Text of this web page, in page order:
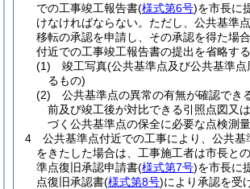
での工事竣工報告書(様式第6号)を市長に
けなければならない。 ただし、公共基準
移転の承認を申請し、その承認を得た場
付近での工事竣工報告書の提出を省略する
(1)
竣工写真(公共基準点及び公共基準点
るもの)
(2)
公共基準点の異常の有無が確認でき
前及び竣工後が対比できる引照点図又
づく公共基準点の保全に必要な点検測
4
公共基準点付近での工事により、公共基
をきたした場合は、工事施工者は市長と
準点復旧承認申請書(様式第7号)を市長に
点復旧承認書(様式第8号)により承認を受